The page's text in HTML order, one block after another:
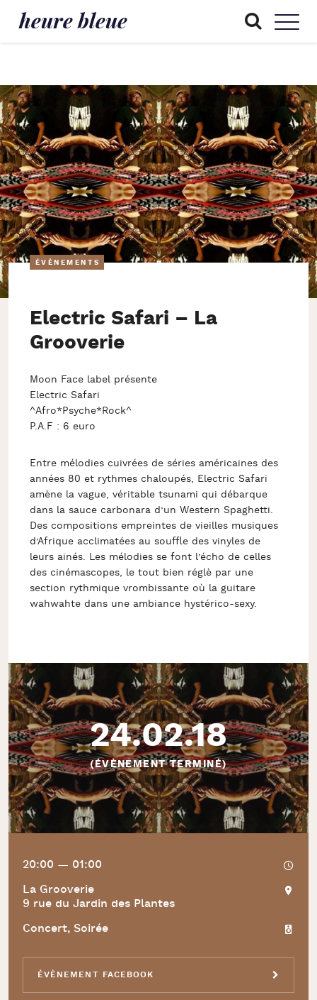
heure bleue
ÉVÈNEMENTS
Electric Safari – La
Grooverie
Moon Face label présente
Electric Safari
^Afro*Psyche*Rock^
P.A.F : 6 euro
Entre mélodies cuivrées de séries américaines des
années 80 et rythmes chaloupés, Electric Safari
amène la vague, véritable tsunami qui débarque
dans la sauce carbonara d’un Western Spaghetti.
Des compositions empreintes de vieilles musiques
d’Afrique acclimatées au souffle des vinyles de
leurs ainés. Les mélodies se font l’écho de celles
des cinémascopes, le tout bien réglè par une
section rythmique vrombissante où la guitare
wahwahte dans une ambiance hystérico-sexy.
24.02.18
(ÉVÈNEMENT TERMINÉ)
20:00 — 01:00
La Grooverie
9 rue du Jardin des Plantes
Concert, Soirée
ÉVÈNEMENT FACEBOOK